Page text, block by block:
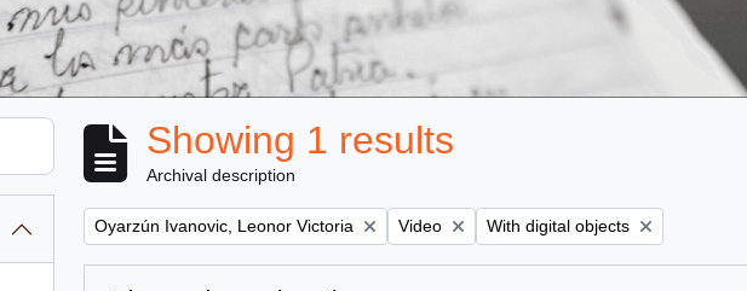
Showing 1 results
Archival description
Remove filter:
Oyarzún Ivanovic, Leonor Victoria Remove filter:
Video Remove filter:
With digital objects